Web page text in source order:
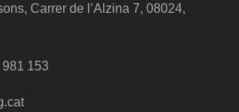
Carrer de l’Alzina 7, 08024,
153